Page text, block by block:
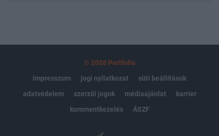
© 2026 Portfolio
impresszum
jogi nyilatkozat
süti beállítások
adatvédelem
szerzői jogok médiaajánlat
karrier
kommentkezelés
ÁSZF